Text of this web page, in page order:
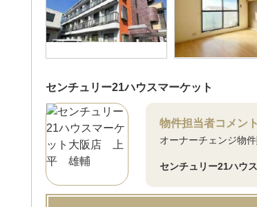
センチュリー21ハウスマーケット
物件担当者コメント
オーナーチェンジ物
センチュリー21ハ